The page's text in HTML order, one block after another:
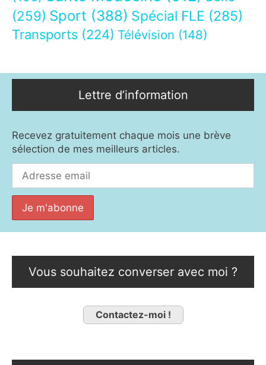
(259) Sport (388) Spécial FLE (285)
Transports (224) Télévision (148)
Lettre d’information
Recevez gratuitement chaque mois une brève
sélection de mes meilleurs articles.
Vous souhaitez converser avec moi ?
Contactez-moi !